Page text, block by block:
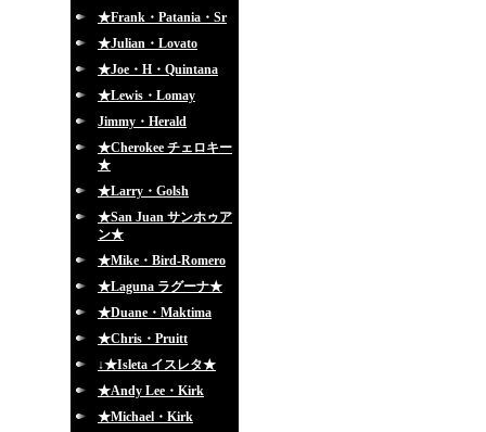
★Frank・Patania・Sr
★Julian・Lovato
★Joe・H・Quintana
★Lewis・Lomay
Jimmy・Herald
★Cherokee チェロキー
★
★Larry・Golsh
★San Juan サンホゥア
ン★
★Mike・Bird-Romero
★Laguna ラグーナ★
★Duane・Maktima
★Chris・Pruitt
↓★Isleta イスレタ★
★Andy Lee・Kirk
★Michael・Kirk